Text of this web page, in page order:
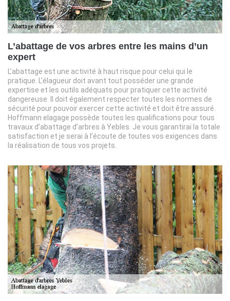
L’abattage de vos arbres entre les mains d’un
expert
L’abattage est une activité à haut risque pour celui qui le
pratique. L’élagueur doit avant tout posséder une grande
expertise et les outils adéquats pour pratiquer cette activité
dangereuse. Il doit également respecter toutes les normes de
sécurité pour pouvoir exercer cette activité et doit être assuré.
Hoffmann elagage possède toutes les qualifications pour tous
travaux d’abattage d’arbres à Yebles. Je vous garantirai la totale
satisfaction et je serai à l’écoute de toutes vos exigences dans
la réalisation de tous vos projets.